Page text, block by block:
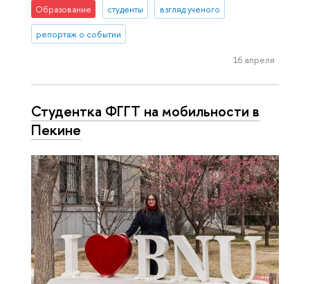
Образование студенты взгляд ученого
репортаж о событии
16 апреля
Студентка ФГГТ на мобильности в
Пекине